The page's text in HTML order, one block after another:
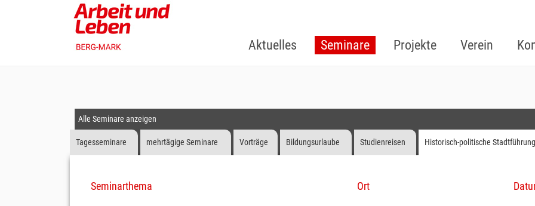
Aktuelles Seminare Projekte Verein
Alle Seminare anzeigen
Tagesseminare mehrtägige Seminare Vorträge Bildungsurlaube Studienreisen Historisch-politische
Seminarthema Ort